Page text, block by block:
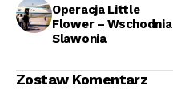
Operacja Little
Flower – Wschodnia
Slawonia
Zostaw Komentarz